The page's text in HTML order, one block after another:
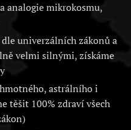
analogie mikrokosmu,
univerzálních zákonů a
velmi silnými, získáme
astrálního i
těšit 100% zdraví všech